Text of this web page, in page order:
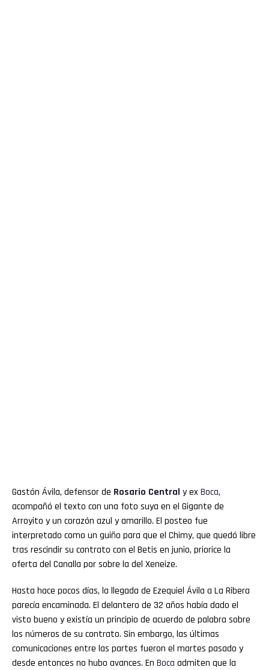
Gastón Ávila, defensor de Rosario Central y exBoca,
acompañó el texto con una foto suya en el Gigante de
Arroyito y un corazón azul y amarillo. El posteo fue
interpretado como un guiño para que el Chimy, que quedó libre
tras rescindir su contrato con el Betis en junio, priorice la
oferta del Canalla por sobre la del Xeneize.
Hasta hace pocos días, la llegada de Ezequiel Ávila a La Ribera
parecía encaminada. El delantero de 32 años había dado el
visto bueno y existía un principio de acuerdo de palabra sobre
los números de su contrato. Sin embargo, las últimas
comunicaciones entre las partes fueron el martes pasado y
desde entonces no hubo avances. En Boca admiten que la